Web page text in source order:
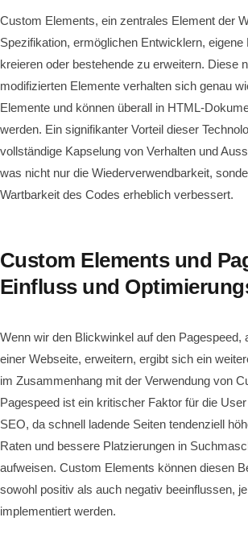
Custom Elements, ein zentrales Element der
Spezifikation, ermöglichen Entwicklern,
kreieren oder bestehende zu erweitern. Diese
modifizierten Elemente verhalten sich genau
Elemente und können überall in HTML-
werden. Ein signifikanter Vorteil dieser
vollständige Kapselung von Verhalten und
was nicht nur die Wiederverwendbarkeit,
Wartbarkeit des Codes erheblich verbessert.
Custom Elements und
Einfluss und
Wenn wir den Blickwinkel auf den Pagespeed,
einer Webseite, erweitern, ergibt sich ein
im Zusammenhang mit der Verwendung von
Pagespeed ist ein kritischer Faktor für die
SEO, da schnell ladende Seiten tendenziell
Raten und bessere Platzierungen in
aufweisen. Custom Elements können diesen
sowohl positiv als auch negativ beeinflussen,
implementiert werden.